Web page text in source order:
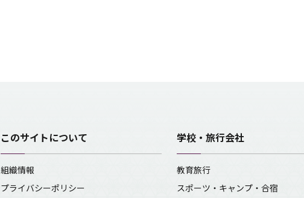
このサイトについて
組織情報
プライバシーポリシー
学校・旅行会社
教育旅行
スポーツ・キャンプ・合宿